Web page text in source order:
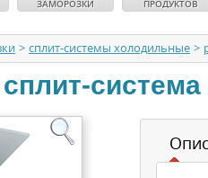
ЗАМОРОЗКИ
ПРОДУКТОВ
> сплит-системы холодильные >
система